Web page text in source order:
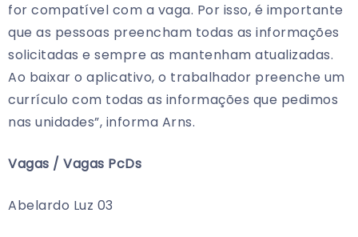
for compatível com a vaga. Por isso, é importante
que as pessoas preencham todas as informações
solicitadas e sempre as mantenham atualizadas.
Ao baixar o aplicativo, o trabalhador preenche um
currículo com todas as informações que pedimos
nas unidades”, informa Arns.
Vagas / Vagas PcDs
Abelardo Luz 03